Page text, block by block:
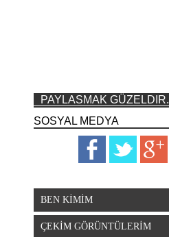
PAYLASMAK GÜZELDIR.
SOSYAL MEDYA
BEN KİMİM
ÇEKİM GÖRÜNTÜLERİM